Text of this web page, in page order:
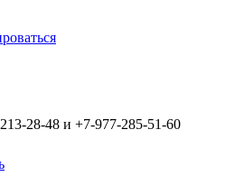
28-48 и +7-977-285-51-60